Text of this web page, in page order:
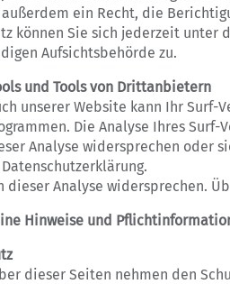
ein Recht, die
können Sie sich jederzeit unter
Aufsichtsbehörde zu.
und Tools von Drittanbietern
unserer Website kann Ihr
Die Analyse Ihres
Analyse widersprechen oder
dieser Analyse widersprechen.
Hinweise und
dieser Seiten nehmen den